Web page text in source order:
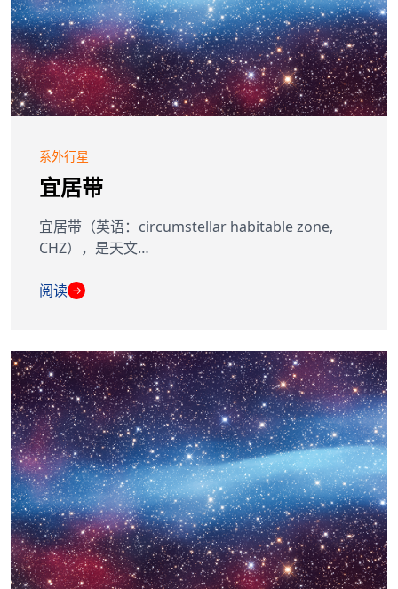
系外行星
宜居带
宜居带（英语：circumstellar habitable zone,
CHZ），是天文…
阅读 →